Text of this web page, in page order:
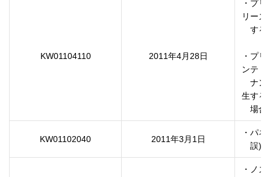
KW01104110 2011年4月28日
・プ
リーズ
する
・プ
ンテ
ナン
生する
KW01102040 2011年3月1日
・パ
・ノ